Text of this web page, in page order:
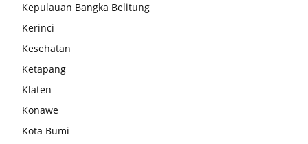
Kepulauan Bangka Belitung
Kerinci
Kesehatan
Ketapang
Klaten
Konawe
Kota Bumi